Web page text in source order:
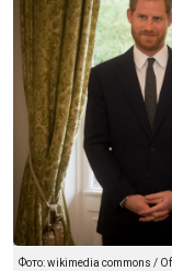
Фото: wikimedia commons /